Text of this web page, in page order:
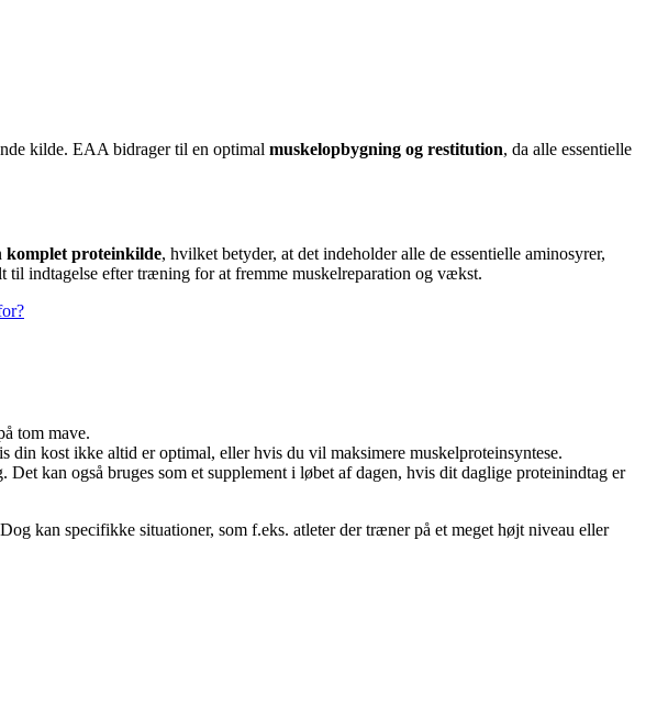
kilde. EAA bidrager til en optimal muskelopbygning og restitution, da alle essentielle
komplet proteinkilde, hvilket betyder, at det indeholder alle de essentielle aminosyrer,
indtagelse efter træning for at fremme muskelreparation og vækst.
tom mave.
din kost ikke altid er optimal, eller hvis du vil maksimere muskelproteinsyntese.
kan også bruges som et supplement i løbet af dagen, hvis dit daglige proteinindtag er
kan specifikke situationer, som f.eks. atleter der træner på et meget højt niveau eller